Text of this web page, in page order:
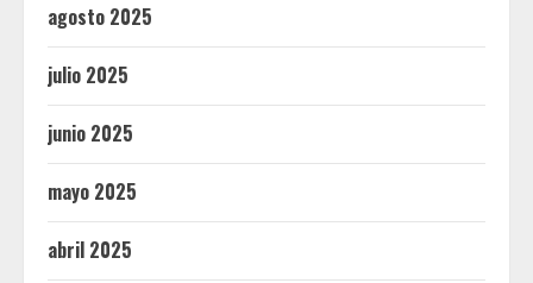
agosto 2025
julio 2025
junio 2025
mayo 2025
abril 2025